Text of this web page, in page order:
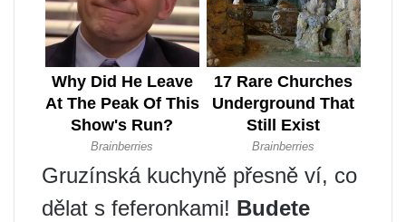
Gruzínská kuchyně přesně ví, co
dělat s feferonkami! Budete